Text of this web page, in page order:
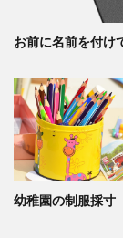
お前に名前を付け
幼稚園の制服採寸